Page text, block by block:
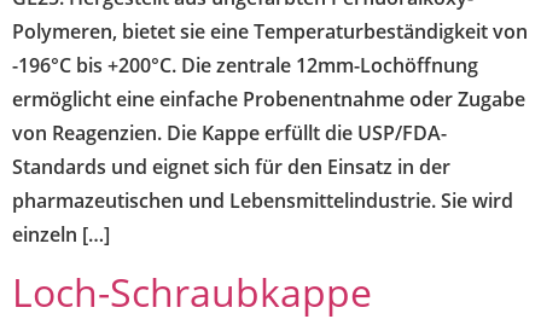
Polymeren, bietet sie eine Temperaturbeständigkeit von
-196°C bis +200°C. Die zentrale 12mm-Lochöffnung
ermöglicht eine einfache Probenentnahme oder Zugabe
von Reagenzien. Die Kappe erfüllt die USP/FDA-
Standards und eignet sich für den Einsatz in der
pharmazeutischen und Lebensmittelindustrie. Sie wird
einzeln […]
Loch-Schraubkappe